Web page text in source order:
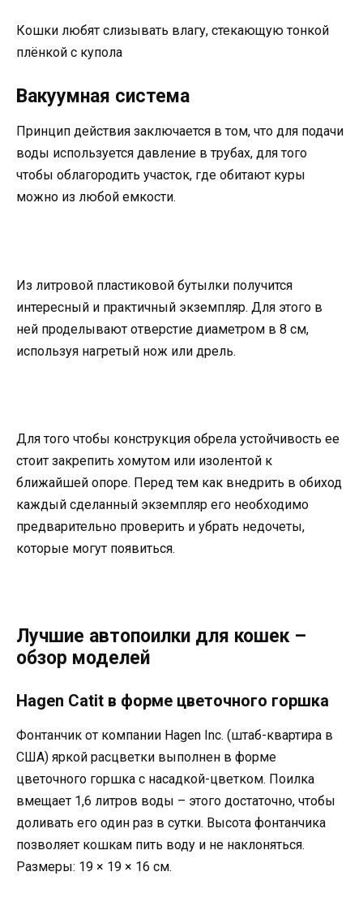
Кошки любят слизывать влагу, стекающую тонкой
плёнкой с купола
Вакуумная система
Принцип действия заключается в том, что для подачи
воды используется давление в трубах, для того
чтобы облагородить участок, где обитают куры
можно из любой емкости.
Из литровой пластиковой бутылки получится
интересный и практичный экземпляр. Для этого в
ней проделывают отверстие диаметром в 8 см,
используя нагретый нож или дрель.
Для того чтобы конструкция обрела устойчивость ее
стоит закрепить хомутом или изолентой к
ближайшей опоре. Перед тем как внедрить в обиход
каждый сделанный экземпляр его необходимо
предварительно проверить и убрать недочеты,
которые могут появиться.
Лучшие автопоилки для кошек –
обзор моделей
Hagen Catit в форме цветочного горшка
Фонтанчик от компании Hagen Inc. (штаб-квартира в
США) яркой расцветки выполнен в форме
цветочного горшка с насадкой-цветком. Поилка
вмещает 1,6 литров воды – этого достаточно, чтобы
доливать его один раз в сутки. Высота фонтанчика
позволяет кошкам пить воду и не наклоняться.
Размеры: 19 × 19 × 16 см.